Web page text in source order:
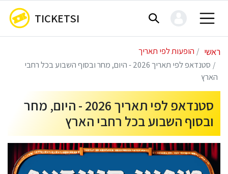
TICKETSI
ראשי
הופעות לפי תאריך
סטנדאפ לפי תאריך 2026 - היום, מחר ובסוף השבוע בכל רחבי
הארץ
סטנדאפ לפי תאריך 2026 - היום, מחר
ובסוף השבוע בכל רחבי הארץ